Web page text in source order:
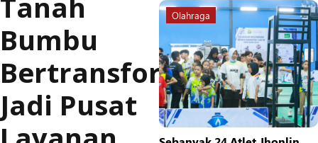
Bumbu
Bertransformasi
Jadi Pusat
Olahraga